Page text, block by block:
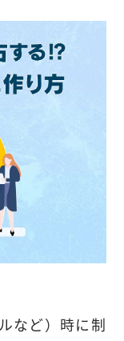
など）時に制